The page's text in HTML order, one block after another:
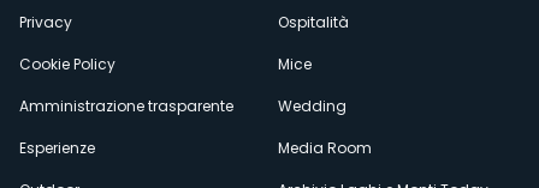
Privacy
Cookie Policy
Amministrazione trasparente
Esperienze
Ospitalità
Mice
Wedding
Media Room